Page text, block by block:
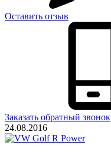
Оставить отзыв
Заказать обратный звонок
24.08.2016